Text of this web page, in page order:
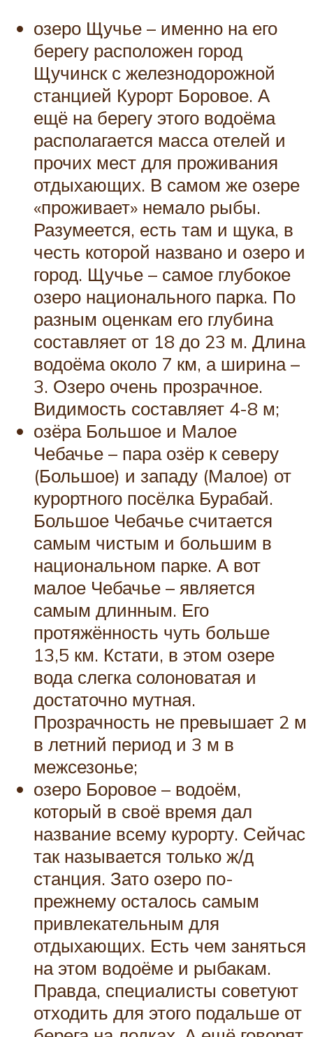
озеро Щучье – именно на его
берегу расположен город
Щучинск с железнодорожной
станцией Курорт Боровое. А
ещё на берегу этого водоёма
располагается масса отелей и
прочих мест для проживания
отдыхающих. В самом же озере
«проживает» немало рыбы.
Разумеется, есть там и щука, в
честь которой названо и озеро и
город. Щучье – самое глубокое
озеро национального парка. По
разным оценкам его глубина
составляет от 18 до 23 м. Длина
водоёма около 7 км, а ширина –
3. Озеро очень прозрачное.
Видимость составляет 4-8 м;
озёра Большое и Малое
Чебачье – пара озёр к северу
(Большое) и западу (Малое) от
курортного посёлка Бурабай.
Большое Чебачье считается
самым чистым и большим в
национальном парке. А вот
малое Чебачье – является
самым длинным. Его
протяжённость чуть больше
13,5 км. Кстати, в этом озере
вода слегка солоноватая и
достаточно мутная.
Прозрачность не превышает 2 м
в летний период и 3 м в
межсезонье;
озеро Боровое – водоём,
который в своё время дал
название всему курорту. Сейчас
так называется только ж/д
станция. Зато озеро по-
прежнему осталось самым
привлекательным для
отдыхающих. Есть чем заняться
на этом водоёме и рыбакам.
Правда, специалисты советуют
отходить для этого подальше от